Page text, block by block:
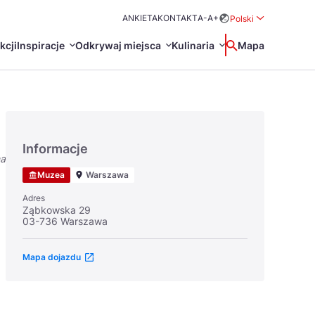
ANKIETAKONTAKTA-A+
Polski
Inspiracje Odkrywaj miejsca
Turystyczne
Kulinaria Wyszukaj
Mapa
日本語
Informacje
Muzea Warszawa
Adres
Ząbkowska 29
03-736 Warszawa
Mapa dojazdu